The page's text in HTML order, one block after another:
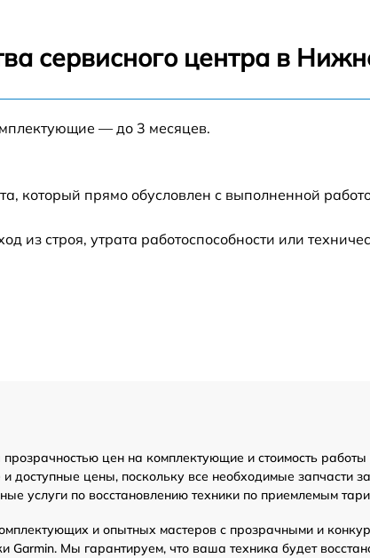
сервисного центра в
— до 3 месяцев.
который прямо обусловлен с выполненной
строя, утрата работоспособности или
цен на комплектующие и стоимость
доступные цены, поскольку все необходимые запчасти
услуги по восстановлению техники по приемлемым
и опытных мастеров с прозрачными и
Мы гарантируем, что ваша техника будет